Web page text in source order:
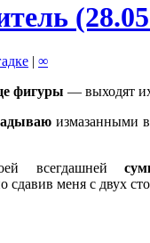
| ∞
фигуры — выходят
измазанными
всегдашней
сдавив меня с двух